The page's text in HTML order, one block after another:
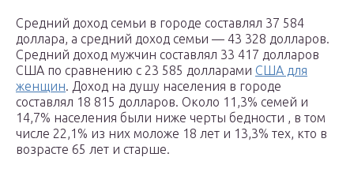
Средний доход семьи в городе составлял 37 584
доллара, а средний доход семьи — 43 328 долларов.
Средний доход мужчин составлял 33 417 долларов
США по сравнению с 23 585 долларами США для
женщин. Доход на душу населения в городе
составлял 18 815 долларов. Около 11,3% семей и
14,7% населения были ниже черты бедности , в том
числе 22,1% из них моложе 18 лет и 13,3% тех, кто в
возрасте 65 лет и старше.